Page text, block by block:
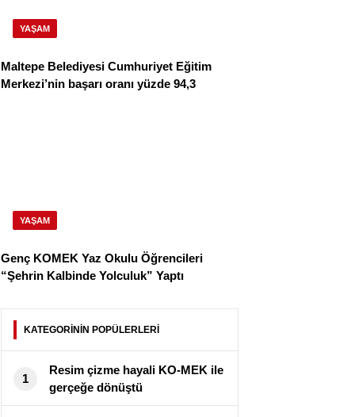
YAŞAM
Maltepe Belediyesi Cumhuriyet Eğitim
Merkezi’nin başarı oranı yüzde 94,3
YAŞAM
Genç KOMEK Yaz Okulu Öğrencileri
“Şehrin Kalbinde Yolculuk” Yaptı
KATEGORİNİN POPÜLERLERİ
1
⁠Resim çizme hayali KO-MEK ile
gerçeğe dönüştü